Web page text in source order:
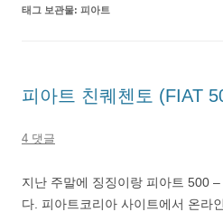
태그 보관물: 피아트
피아트 친퀘첸토 (FIAT
4 댓글
지난 주말에 징징이랑 피아트 500
다. 피아트코리아 사이트에서 온라